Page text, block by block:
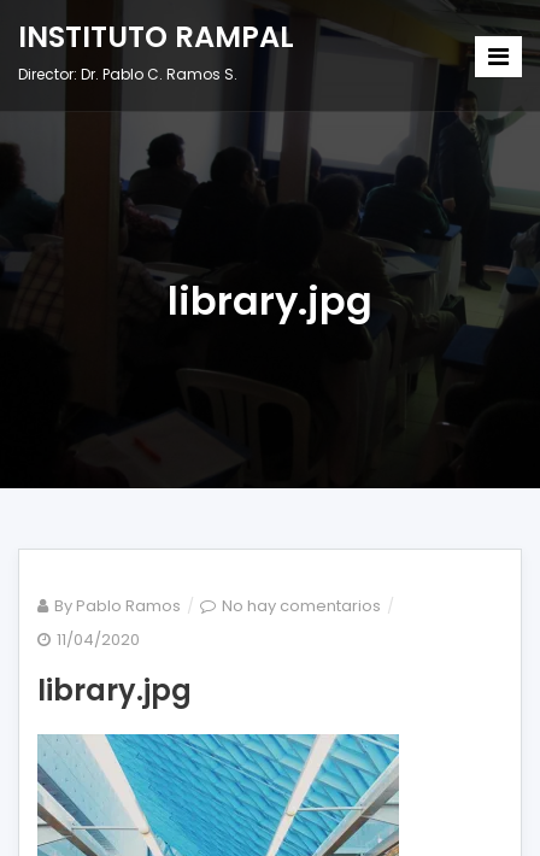
INSTITUTO RAMPAL
Director: Dr. Pablo C. Ramos S.
library.jpg
By Pablo Ramos No hay comentarios en
11/04/2020
library.jpg